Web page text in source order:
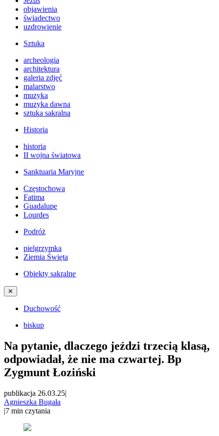
objawienia
świadectwo
uzdrowienie
Sztuka
archeologia
architektura
galeria zdjęć
malarstwo
muzyka
muzyka dawna
sztuka sakralna
Historia
historia
II wojna światowa
Sanktuaria Maryjne
Częstochowa
Fatima
Guadalupe
Lourdes
Podróż
pielgrzymka
Ziemia Święta
Obiekty sakralne
✕
Duchowość
biskup
Na pytanie, dlaczego jeździ trzecią klasą,
odpowiadał, że nie ma czwartej. Bp
Zygmunt Łoziński
publikacja 26.03.25|
Agnieszka Bugała
|7 min czytania